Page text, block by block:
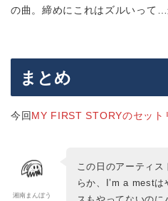
の曲。締めにこれはズルいって…
まとめ
今回 MY FIRST STORYのセット
湘南まんぼう
この日のアーティ
らか、I’m a mestは